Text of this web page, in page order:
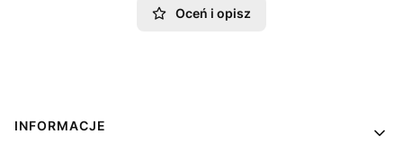
Oceń i opisz
Linki w stopce
INFORMACJE